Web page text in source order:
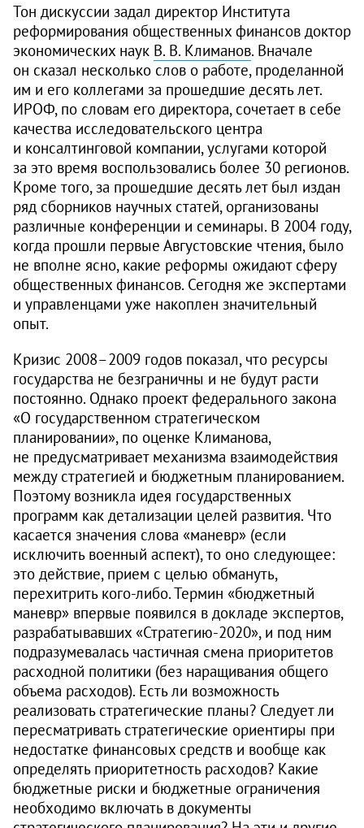
Тон дискуссии задал директор Института
реформирования общественных финансов доктор
экономических наук В. В. Климанов. Вначале
он сказал несколько слов о работе, проделанной
им и его коллегами за прошедшие десять лет.
ИРОФ, по словам его директора, сочетает в себе
качества исследовательского центра
и консалтинговой компании, услугами которой
за это время воспользовались более 30 регионов.
Кроме того, за прошедшие десять лет был издан
ряд сборников научных статей, организованы
различные конференции и семинары. В 2004 году,
когда прошли первые Августовские чтения, было
не вполне ясно, какие реформы ожидают сферу
общественных финансов. Сегодня же экспертами
и управленцами уже накоплен значительный
опыт.
Кризис 2008–2009 годов показал, что ресурсы
государства не безграничны и не будут расти
постоянно. Однако проект федерального закона
«О государственном стратегическом
планировании», по оценке Климанова,
не предусматривает механизма взаимодействия
между стратегией и бюджетным планированием.
Поэтому возникла идея государственных
программ как детализации целей развития. Что
касается значения слова «маневр» (если
исключить военный аспект), то оно следующее:
это действие, прием с целью обмануть,
перехитрить кого-либо. Термин «бюджетный
маневр» впервые появился в докладе экспертов,
разрабатывавших «Стратегию-2020», и под ним
подразумевалась частичная смена приоритетов
расходной политики (без наращивания общего
объема расходов). Есть ли возможность
реализовать стратегические планы? Следует ли
пересматривать стратегические ориентиры при
недостатке финансовых средств и вообще как
определять приоритетность расходов? Какие
бюджетные риски и бюджетные ограничения
необходимо включать в документы